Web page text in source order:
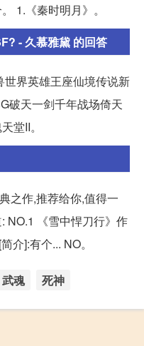
1.《秦时明月》。
- 久慕雅黛 的回答
界英雄王座仙境传说新
破天一剑千年战场倚天
堂II。
之作,推荐给你,值得一
NO.1 《雪中悍刀行》作
介]:有个... NO。
武魂 死神